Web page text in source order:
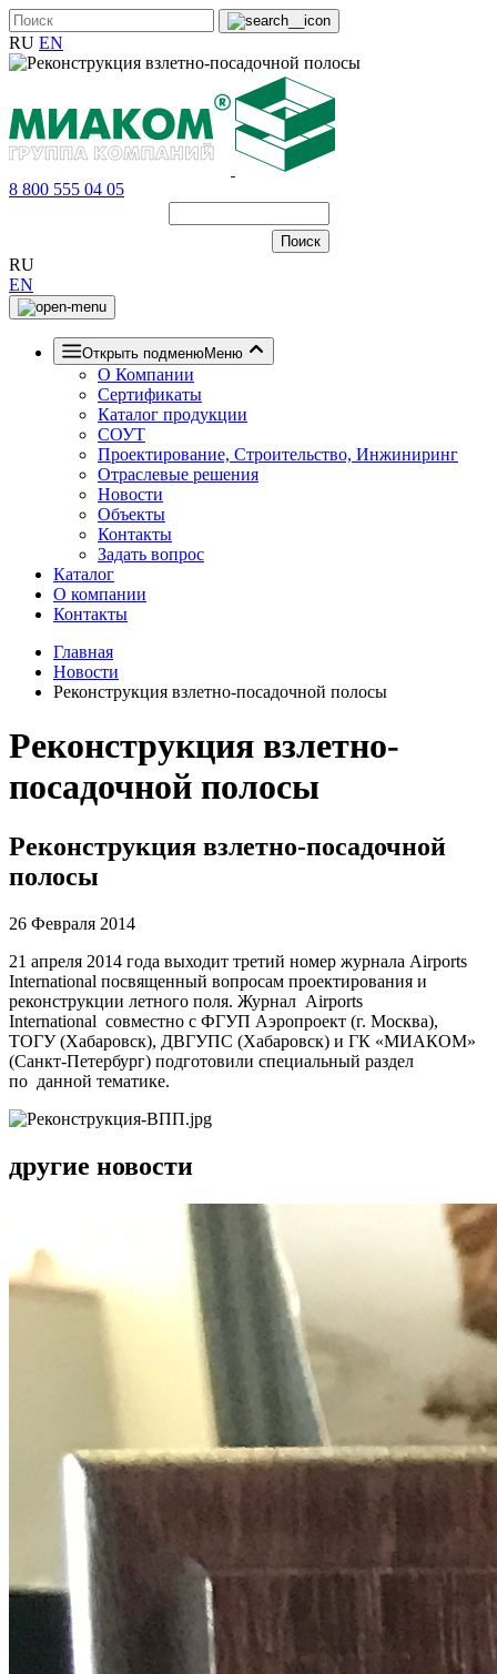
RU EN
8 800 555 04 05
RU
EN
Открыть подменюМеню
О Компании
Сертификаты
Каталог продукции
СОУТ
Проектирование, Строительство, Инжиниринг
Отраслевые решения
Новости
Объекты
Контакты
Задать вопрос
Каталог
О компании
Контакты
Главная
Новости
Реконструкция взлетно-посадочной полосы
Реконструкция взлетно-
посадочной полосы
Реконструкция взлетно-посадочной
полосы
26 Февраля 2014
21 апреля 2014 года выходит третий номер журнала Airports
International посвященный вопросам проектирования и
реконструкции летного поля. Журнал Airports
International совместно с ФГУП Аэропроект (г. Москва),
ТОГУ (Хабаровск), ДВГУПС (Хабаровск) и ГК «МИАКОМ»
(Санкт-Петербург) подготовили специальный раздел
по данной тематике.
другие новости